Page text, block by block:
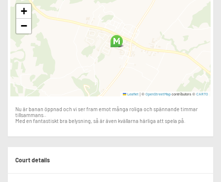
+
−
Leaflet |© OpenStreetMap contributors © CARTO
Nu är banan öppnad och vi ser fram emot många roliga och spännande timmar
tillsammans..
Med en fantastiskt bra belysning, så är även kvällarna härliga att spela på.
Court details